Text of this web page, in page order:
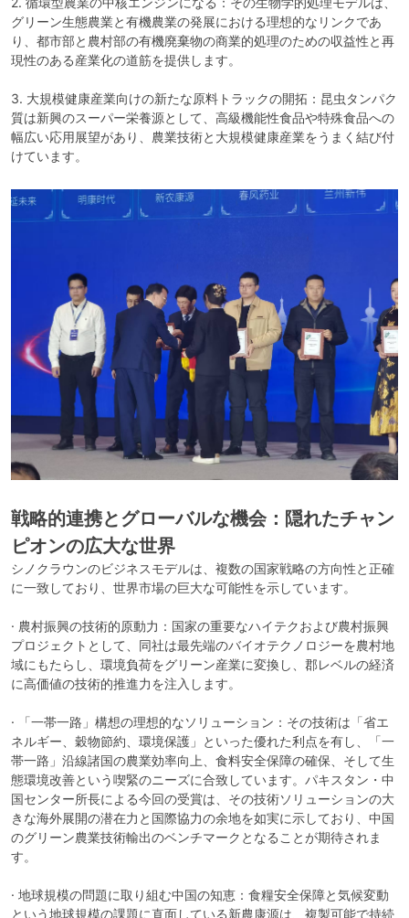
グリーン生態農業と有機農業の発展における理想的なリンクであ
り、都市部と農村部の有機廃棄物の商業的処理のための収益性と再
現性のある産業化の道筋を提供します。
3. 大規模健康産業向けの新たな原料トラックの開拓：昆虫タンパク
質は新興のスーパー栄養源として、高級機能性食品や特殊食品への
幅広い応用展望があり、農業技術と大規模健康産業をうまく結び付
けています。
戦略的連携とグローバルな機会：隠れたチャン
ピオンの広大な世界
シノクラウンのビジネスモデルは、複数の国家戦略の方向性と正確
に一致しており、世界市場の巨大な可能性を示しています。
· 農村振興の技術的原動力：国家の重要なハイテクおよび農村振興
プロジェクトとして、同社は最先端のバイオテクノロジーを農村地
域にもたらし、環境負荷をグリーン産業に変換し、郡レベルの経済
に高価値の技術的推進力を注入します。
· 「一帯一路」構想の理想的なソリューション：その技術は「省エ
ネルギー、穀物節約、環境保護」といった優れた利点を有し、「一
帯一路」沿線諸国の農業効率向上、食料安全保障の確保、そして生
態環境改善という喫緊のニーズに合致しています。パキスタン・中
国センター所長による今回の受賞は、その技術ソリューションの大
きな海外展開の潜在力と国際協力の余地を如実に示しており、中国
のグリーン農業技術輸出のベンチマークとなることが期待されま
す。
· 地球規模の問題に取り組む中国の知恵：食糧安全保障と気候変動
という地球規模の課題に直面している新農康源は、複製可能で持続